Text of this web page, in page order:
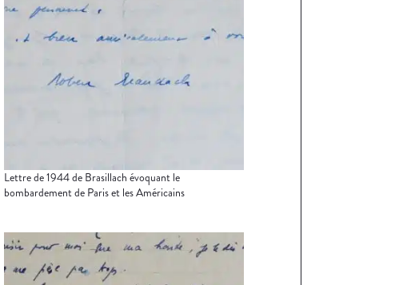
Lettre de 1944 de Brasillach évoquant le
bombardement de Paris et les Américains